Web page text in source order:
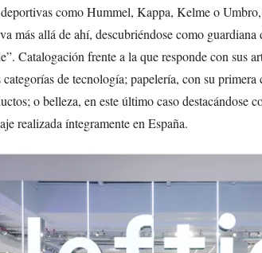
como Hummel, Kappa, Kelme o
más allá de ahí, descubriéndose como guardiana
Catalogación frente a la que responde con sus
categorías de tecnología; papelería, con su primera
o belleza, en este último caso destacándose
realizada íntegramente en España.